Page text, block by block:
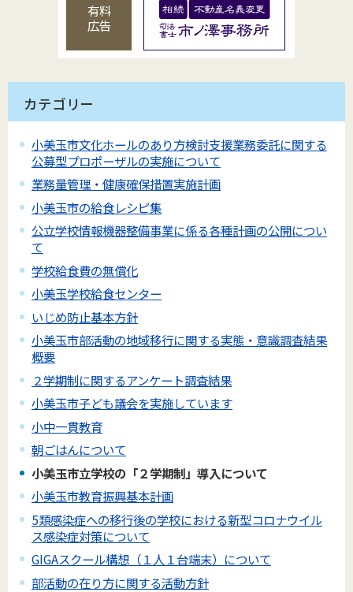
有料
広告
カテゴリー
小美玉市文化ホールのあり方検討支援業務委託に関する
公募型プロポーザルの実施について
業務量管理・健康確保措置実施計画
小美玉市の給食レシピ集
公立学校情報機器整備事業に係る各種計画の公開につい
て
学校給食費の無償化
小美玉学校給食センター
いじめ防止基本方針
小美玉市部活動の地域移行に関する実態・意識調査結果
概要
２学期制に関するアンケート調査結果
小美玉市子ども議会を実施しています
小中一貫教育
朝ごはんについて
小美玉市立学校の「２学期制」導入について
小美玉市教育振興基本計画
5類感染症への移行後の学校における新型コロナウイル
ス感染症対策について
GIGAスクール構想（１人１台端末）について
部活動の在り方に関する活動方針